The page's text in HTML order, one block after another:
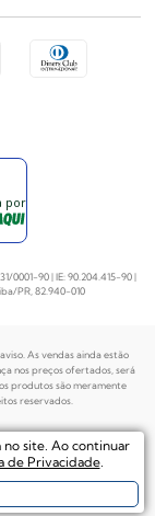
por
0001-90 | IE: 90.204.415-90 |
PR, 82.940-010
As vendas ainda estão
nos preçosofertados, será
produtos são meramente
reservados.
no site. Ao continuar
de Privacidade.